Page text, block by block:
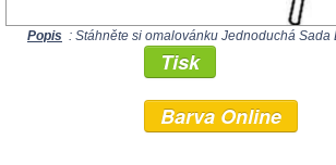
Popis : Stáhněte si omalovánku Jednoduchá Sada
Tisk
Barva Online